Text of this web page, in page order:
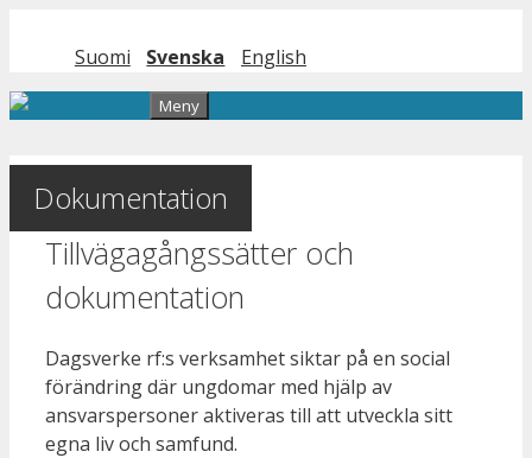
Suomi
Svenska English
Meny
Dokumentation
Tillvägagångssätter och
dokumentation
Dagsverke rf:s verksamhet siktar på en social
förändring där ungdomar med hjälp av
ansvarspersoner aktiveras till att utveckla sitt
egna liv och samfund.